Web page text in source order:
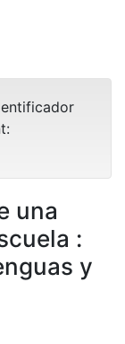
una
:
y